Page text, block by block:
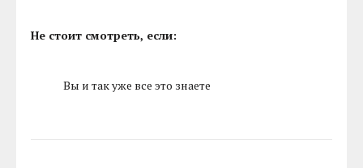
Не стоит смотреть, если:
Вы и так уже все это знаете